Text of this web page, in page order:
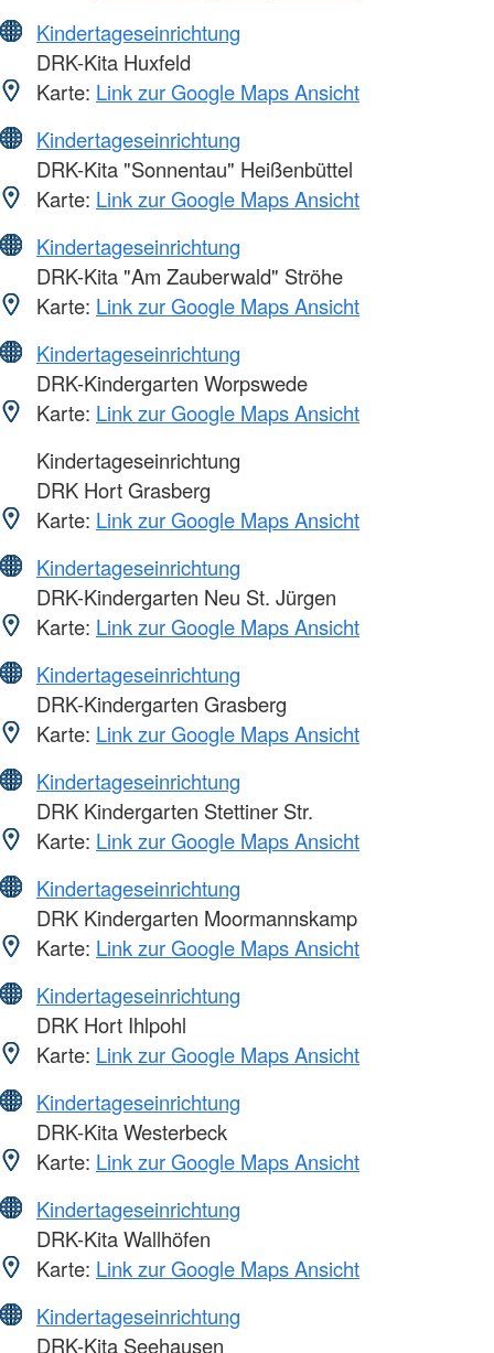
Kindertageseinrichtung
DRK-Kita Huxfeld
Karte: Link zur Google Maps Ansicht
Kindertageseinrichtung
DRK-Kita "Sonnentau" Heißenbüttel
Karte: Link zur Google Maps Ansicht
Kindertageseinrichtung
DRK-Kita "Am Zauberwald" Ströhe
Karte: Link zur Google Maps Ansicht
Kindertageseinrichtung
DRK-Kindergarten Worpswede
Karte: Link zur Google Maps Ansicht
Kindertageseinrichtung
DRK Hort Grasberg
Karte: Link zur Google Maps Ansicht
Kindertageseinrichtung
DRK-Kindergarten Neu St. Jürgen
Karte: Link zur Google Maps Ansicht
Kindertageseinrichtung
DRK-Kindergarten Grasberg
Karte: Link zur Google Maps Ansicht
Kindertageseinrichtung
DRK Kindergarten Stettiner Str.
Karte: Link zur Google Maps Ansicht
Kindertageseinrichtung
DRK Kindergarten Moormannskamp
Karte: Link zur Google Maps Ansicht
Kindertageseinrichtung
DRK Hort Ihlpohl
Karte: Link zur Google Maps Ansicht
Kindertageseinrichtung
DRK-Kita Westerbeck
Karte: Link zur Google Maps Ansicht
Kindertageseinrichtung
DRK-Kita Wallhöfen
Karte: Link zur Google Maps Ansicht
Kindertageseinrichtung
DRK-Kita Seehausen